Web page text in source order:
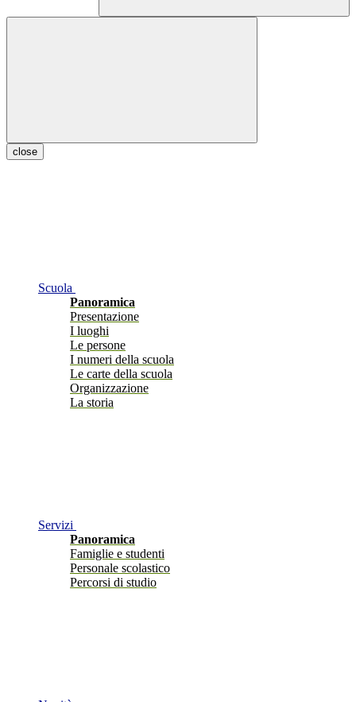
close
Scuola
Panoramica
Presentazione
I luoghi
Le persone
I numeri della scuola
Le carte della scuola
Organizzazione
La storia
Servizi
Panoramica
Famiglie e studenti
Personale scolastico
Percorsi di studio